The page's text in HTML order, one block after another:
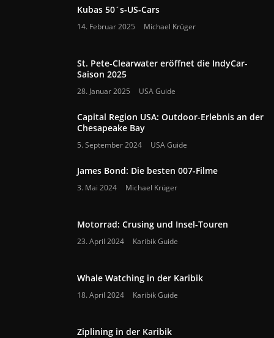
Kubas 50´s-US-Cars
14. Februar 2025 Michael Krüger
St. Pete-Clearwater eröffnet die IndyCar-
Saison 2025
28. Januar 2025 USA Guide
Capital Region USA: Outdoor-Erlebnis an der
Chesapeake Bay
5. September 2024 USA Guide
James Bond: Die besten 007-Filme
3. Mai 2024 Michael Krüger
Motorrad: Crusing und Insel-Touren
23. April 2024 Karibik Guide
Whale Watching in der Karibik
18. April 2024 Karibik Guide
Ziplining in der Karibik